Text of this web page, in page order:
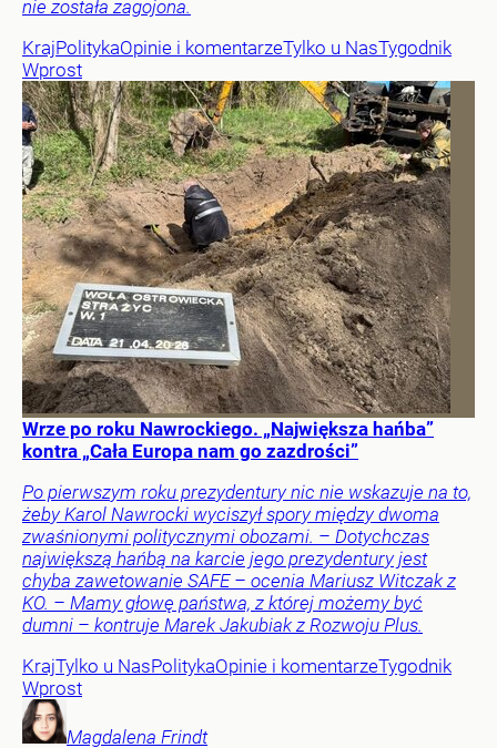
nie została zagojona.
KrajPolitykaOpinie i komentarzeTylko u NasTygodnik
Wprost
Wrze po roku Nawrockiego. „Największa hańba”
kontra „Cała Europa nam go zazdrości”
Po pierwszym roku prezydentury nic nie wskazuje na to,
żeby Karol Nawrocki wyciszył spory między dwoma
zwaśnionymi politycznymi obozami. – Dotychczas
największą hańbą na karcie jego prezydentury jest
chyba zawetowanie SAFE – ocenia Mariusz Witczak z
KO. – Mamy głowę państwa, z której możemy być
dumni – kontruje Marek Jakubiak z Rozwoju Plus.
KrajTylko u NasPolitykaOpinie i komentarzeTygodnik
Wprost
Magdalena Frindt